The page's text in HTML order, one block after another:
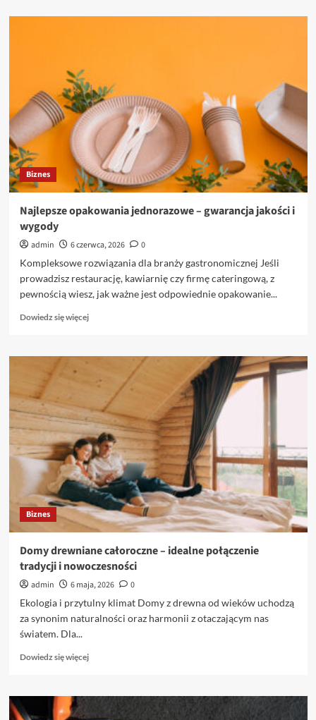
o
Cantino:
klucz
do
wygody
i
profesjonalizmu
Biznes
Najlepsze opakowania jednorazowe – gwarancja jakości i
wygody
admin 6 czerwca, 2026
0
Kompleksowe rozwiązania dla branży gastronomicznej Jeśli
prowadzisz restaurację, kawiarnię czy firmę cateringową, z
pewnością wiesz, jak ważne jest odpowiednie opakowanie...
Dowiedz się więcejDowiedz
o
opakowania
jednorazowe
–
gwarancja
jakości
i
wygody
Biznes
Domy drewniane całoroczne – idealne połączenie
tradycji i nowoczesności
admin 6 maja, 2026
0
Ekologia i przytulny klimat Domy z drewna od wieków uchodzą
za synonim naturalności oraz harmonii z otaczającym nas
światem. Dla...
Dowiedz się więcejDowiedz
o